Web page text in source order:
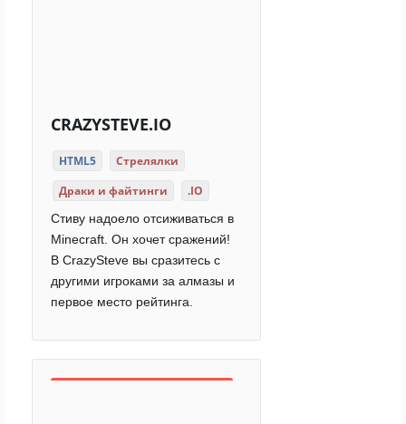
CRAZYSTEVE.IO
HTML5
Стрелялки
Драки и файтинги
.IO
Стиву надоело отсиживаться в
Minecraft. Он хочет сражений!
В CrazySteve вы сразитесь с
другими игроками за алмазы и
первое место рейтинга.